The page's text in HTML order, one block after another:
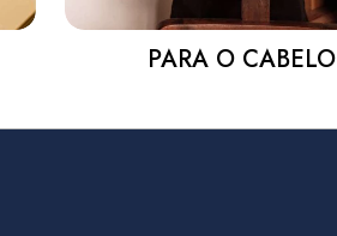
PARA O CABELO